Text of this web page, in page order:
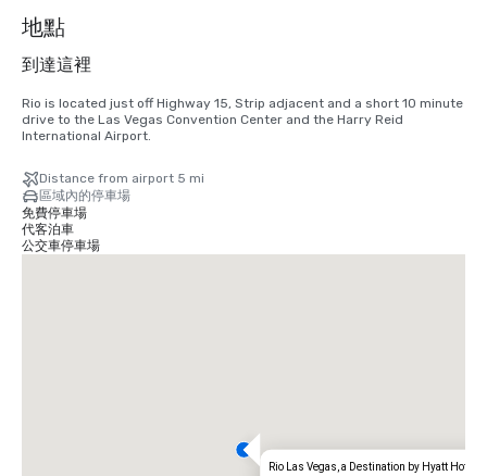
地點
到達這裡
Rio is located just off Highway 15, Strip adjacent and a short 10 minute
drive to the Las Vegas Convention Center and the Harry Reid
International Airport.
Distance from airport 5 mi
區域內的停車場
免費停車場
代客泊車
公交車停車場
Rio Las Vegas, a Destination by Hyatt Hotel